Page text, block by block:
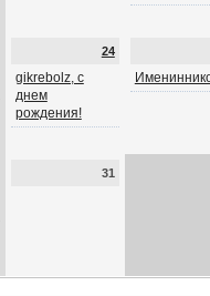
24
gikrebolz, с
днем
рождения!
31